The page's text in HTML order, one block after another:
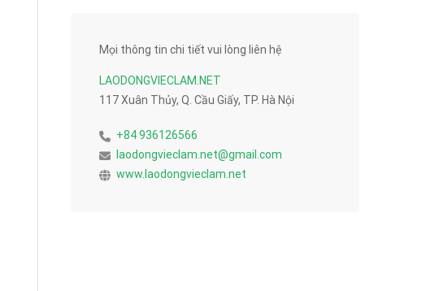
Mọi thông tin chi tiết vui lòng liên hệ
LAODONGVIECLAM.NET
117 Xuân Thủy, Q. Cầu Giấy, TP. Hà Nội
+84 936126566
laodongvieclam.net@gmail.com
www.laodongvieclam.net